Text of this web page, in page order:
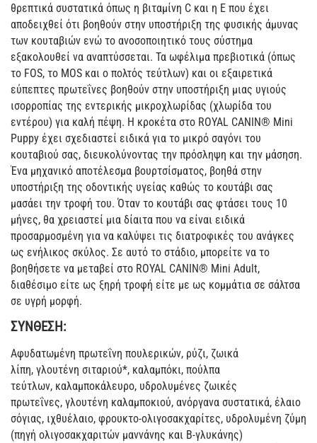
θρεπτικά συστατικά όπως η βιταμίνη C και η Ε που έχει
αποδειχθεί ότι βοηθούν στην υποστήριξη της φυσικής άμυνας
των κουταβιών ενώ το ανοσοποιητικό τους σύστημα
εξακολουθεί να αναπτύσσεται. Τα ωφέλιμα πρεβιοτικά (όπως
το FOS, το MOS και ο πολτός τεύτλων) και οι εξαιρετικά
εύπεπτες πρωτεΐνες βοηθούν στην υποστήριξη μιας υγιούς
ισορροπίας της εντερικής μικροχλωρίδας (χλωρίδα του
εντέρου) για καλή πέψη. Η κροκέτα στο ROYAL CANIN® Mini
Puppy έχει σχεδιαστεί ειδικά για το μικρό σαγόνι του
κουταβιού σας, διευκολύνοντας την πρόσληψη και την μάσηση.
Ένα μηχανικό αποτέλεσμα βουρτσίσματος, βοηθά στην
υποστήριξη της οδοντικής υγείας καθώς το κουτάβι σας
μασάει την τροφή του. Όταν το κουτάβι σας φτάσει τους 10
μήνες, θα χρειαστεί μια δίαιτα που να είναι ειδικά
προσαρμοσμένη για να καλύψει τις διατροφικές του ανάγκες
ως ενήλικος σκύλος. Σε αυτό το στάδιο, μπορείτε να το
βοηθήσετε να μεταβεί στο ROYAL CANIN® Mini Adult,
διαθέσιμο είτε ως ξηρή τροφή είτε με ως κομμάτια σε σάλτσα
σε υγρή μορφή.
ΣΥΝΘΕΣΗ:
Aφυδατωμένη πρωτεΐνη πουλερικών, ρύζι, ζωικά
λίπη, γλουτένη σιταριού*, καλαμπόκι, πούλπα
τεύτλων, καλαμποκάλευρο, υδρολυμένες ζωικές
πρωτεΐνες, γλουτένη καλαμποκιού, ανόργανα συστατικά, έλαιο
σόγιας, ιχθυέλαιο, φρουκτο-ολιγοσακχαρίτες, υδρολυμένη ζύμη
(πηγή ολιγοσακχαριτών μαννάνης και Β-γλυκάνης)